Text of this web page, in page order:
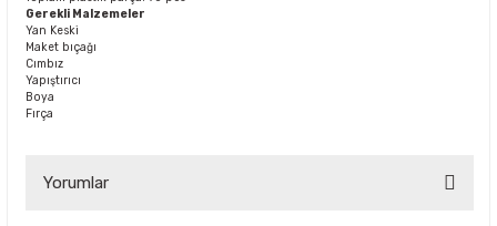
Gerekli Malzemeler
Yan Keski
Maket bıçağı
Cımbız
Yapıştırıcı
Boya
Fırça
Yorumlar